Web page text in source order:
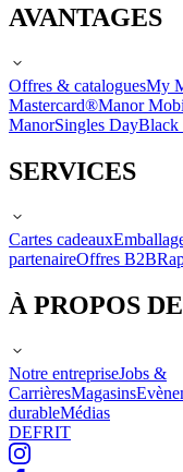
AVANTAGES
Offres & cataloguesMy
Mastercard®Manor
ManorSingles DayBlack
SERVICES
Cartes cadeaux
partenaireOffres B2B
À PROPOS
Notre entrepriseJobs &
CarrièresMagasins
durableMédias
DEFRIT